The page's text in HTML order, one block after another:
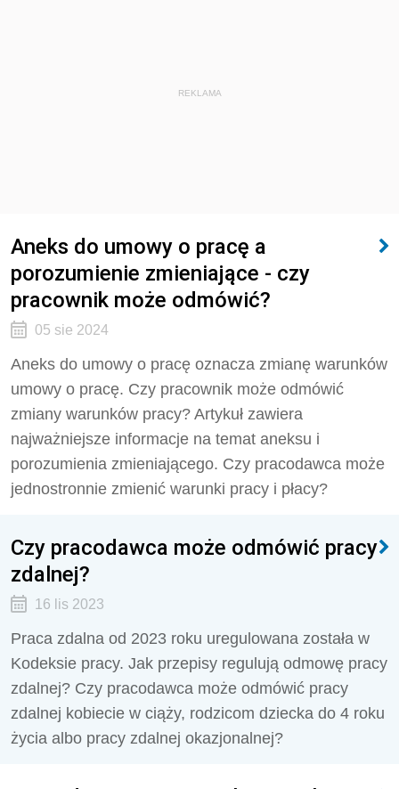
REKLAMA
Aneks do umowy o pracę a
porozumienie zmieniające - czy
pracownik może odmówić?
05 sie 2024
Aneks do umowy o pracę oznacza zmianę warunków
umowy o pracę. Czy pracownik może odmówić
zmiany warunków pracy? Artykuł zawiera
najważniejsze informacje na temat aneksu i
porozumienia zmieniającego. Czy pracodawca może
jednostronnie zmienić warunki pracy i płacy?
Czy pracodawca może odmówić pracy
zdalnej?
16 lis 2023
Praca zdalna od 2023 roku uregulowana została w
Kodeksie pracy. Jak przepisy regulują odmowę pracy
zdalnej? Czy pracodawca może odmówić pracy
zdalnej kobiecie w ciąży, rodzicom dziecka do 4 roku
życia albo pracy zdalnej okazjonalnej?